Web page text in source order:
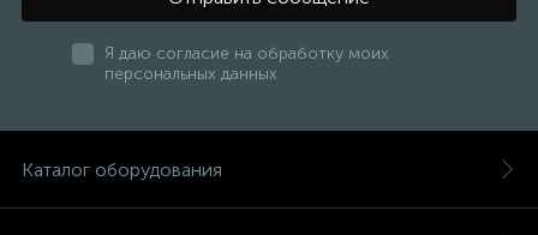
Я даю согласие на обработку моих
персональных данных
Каталог оборудования